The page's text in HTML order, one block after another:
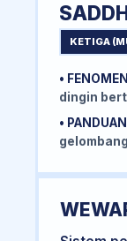
KETIGA
•
dingin
•